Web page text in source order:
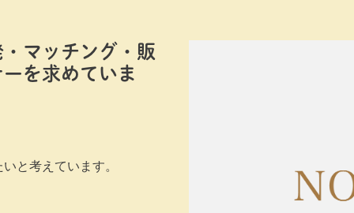
マッチング・販
を求めていま
と考えています。